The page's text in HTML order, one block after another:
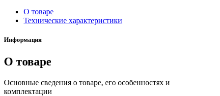
О товаре
Технические характеристики
Информация
О товаре
Основные сведения о товаре, его особенностях и
комплектации